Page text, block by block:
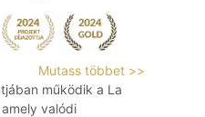
Mutass többet >>
működik a La
valódi